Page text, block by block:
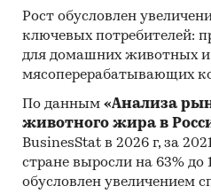
Рост обусловлен
ключевых потребителей:
для домашних животных и
мясоперерабатывающих
По данным «Анализа
животного жира в
BusinesStat в 2026 г, за
стране выросли на 63% до
обусловлен увеличением